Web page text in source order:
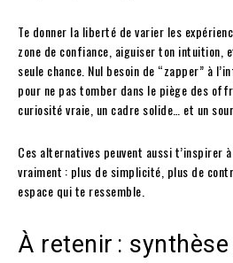
Te donner la liberté de varier les
zone de confiance, aiguiser ton intuition,
seule chance. Nul besoin de “zapper” à
pour ne pas tomber dans le piège des
curiosité vraie, un cadre solide… et un
Ces alternatives peuvent aussi t’inspirer
vraiment : plus de simplicité, plus de
espace qui te ressemble.
À retenir :